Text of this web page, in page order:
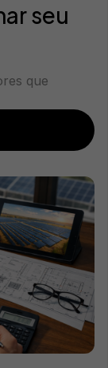
seu
que